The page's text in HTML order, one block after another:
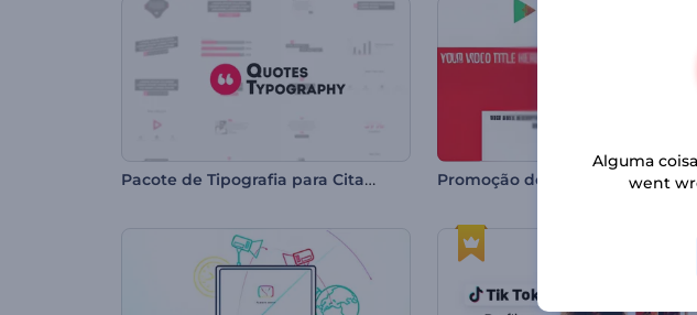
Pacote de Tipografia para Citações Promoção de YouTube
Alguma
went